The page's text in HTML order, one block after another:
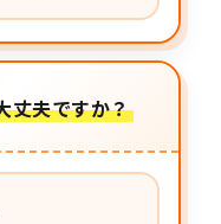
丈夫ですか？